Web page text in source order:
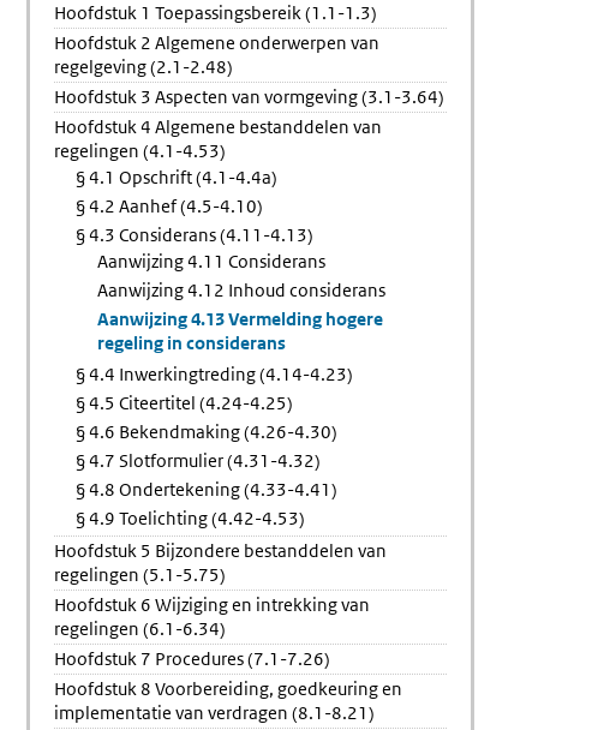
Hoofdstuk 1 Toepassingsbereik (1.1-1.3)
Hoofdstuk 2 Algemene onderwerpen van
regelgeving (2.1-2.48)
Hoofdstuk 3 Aspecten van vormgeving (3.1-3.64)
Hoofdstuk 4 Algemene bestanddelen van
regelingen (4.1-4.53)
§ 4.1 Opschrift (4.1-4.4a)
§ 4.2 Aanhef (4.5-4.10)
§ 4.3 Considerans (4.11-4.13)
Aanwijzing 4.11 Considerans
Aanwijzing 4.12 Inhoud considerans
Aanwijzing 4.13 Vermelding hogere
regeling in considerans
§ 4.4 Inwerkingtreding (4.14-4.23)
§ 4.5 Citeertitel (4.24-4.25)
§ 4.6 Bekendmaking (4.26-4.30)
§ 4.7 Slotformulier (4.31-4.32)
§ 4.8 Ondertekening (4.33-4.41)
§ 4.9 Toelichting (4.42-4.53)
Hoofdstuk 5 Bijzondere bestanddelen van
regelingen (5.1-5.75)
Hoofdstuk 6 Wijziging en intrekking van
regelingen (6.1-6.34)
Hoofdstuk 7 Procedures (7.1-7.26)
Hoofdstuk 8 Voorbereiding, goedkeuring en
implementatie van verdragen (8.1-8.21)